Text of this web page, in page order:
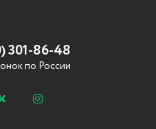
301-86-48
по России